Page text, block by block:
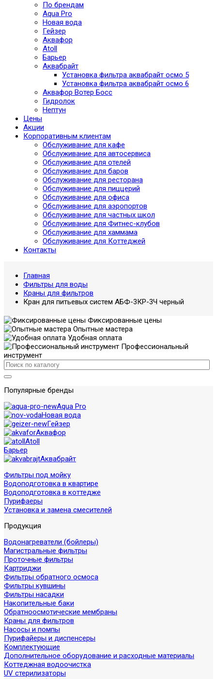
По брендам
Aqua Pro
Новая вода
Гейзер
Аквафор
Atoll
Барьер
Аквабрайт
Установка фильтра аквабрайт осмо 5
Установка фильтра аквабрайт осмо 6
Аквафор Вотер Босс
Гидролок
Нептун
Цены
Акции
Корпоративным клиентам
Обслуживание для кафе
Обслуживание для автосервиса
Обслуживание для отелей
Обслуживание для баров
Обслуживание для ресторана
Обслуживание для пиццерий
Обслуживание для офиса
Обслуживание для аэропортов
Обслуживание для частных школ
Обслуживание для Фитнес-клубов
Обслуживание для хаммама
Обслуживание для Коттеджей
Контакты
Главная
Фильтры для воды
Краны для фильтров
Кран для питьевых систем АБФ-3КР-3Ч черный
Фиксированные цены
Опытные мастера
Удобная оплата
Профессиональный
инструмент
Популярные бренды
Aqua Pro
Новая вода
Гейзер
Аквафор
Atoll
Барьер
Аквабрайт
Фильтры под мойку
Водоподготовка в квартире
Водоподготовка в коттедже
Пурифаеры
Установка и замена смесителей
Продукция
Водонагреватели (бойлеры)
Магистральные фильтры
Проточные фильтры
Картриджи
Фильтры обратного осмоса
Фильтры кувшины
Фильтры насадки
Накопительные баки
Обратноосмотические мембраны
Краны для фильтров
Насосы и помпы
Пурифайеры и диспенсеры
Комплектующие
Дополнительное оборудование и расходные материалы
Коттеджная водоочистка
UV стерилизаторы